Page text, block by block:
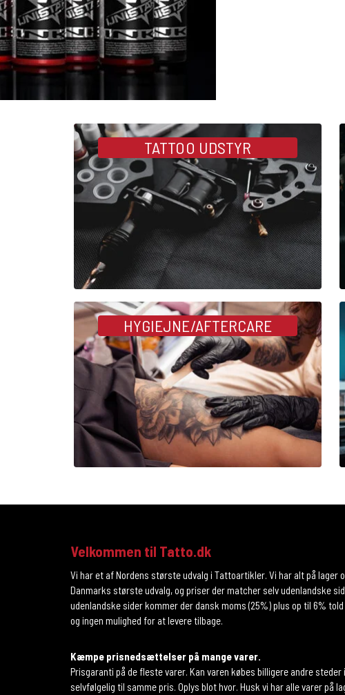
KategorierTATTOO UDSTYR
HYGIEJNE/AFTERCARE
Velkommen til Tatto.dk
Vi har et af Nordens største udvalg i Tattoartikler. Vi har alt på lager
Danmarks største udvalg, og priser der matcher selv udenlandske
udenlandske sider kommer der dansk moms (25%) plus op til 6%
og ingen mulighed for at levere tilbage.
Kæmpe prisnedsættelser på mange varer.
Prisgaranti på de fleste varer. Kan varen købes billigere andre
selvfølgelig til samme pris. Oplys blot hvor. Husk vi har alle varer på